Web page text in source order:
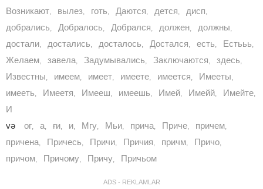
Возникают, вылез, готь, Даются, дется, дисп,
добрались, Добралось, Добрался, должен, должны,
достали, достались, досталось, Достался, есть, Естььь,
Желаем, завела, Задумывались, Заключаются, здесь,
Известны, имеем, имеет, имеете, имеется, Имееты,
имееть, Имеетя, Имееш, имеешь, Имей, Имейй, Имейте,
И
və
oг, а, ғи, и, Мгу, Мьи, прича, Приче, причем,
причена, Причесь, Причи, Причия, причм, Причо,
причом, Причому, Причу, Причьом
ADS - REKLAMLAR